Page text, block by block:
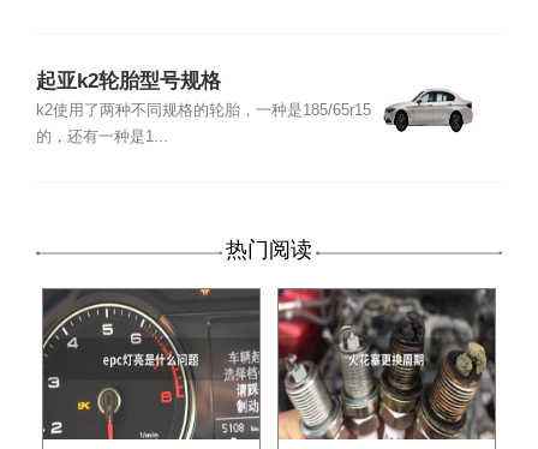
起亚k2轮胎型号规格
k2使用了两种不同规格的轮胎，一种是185/65r15
的，还有一种是1...
热门阅读